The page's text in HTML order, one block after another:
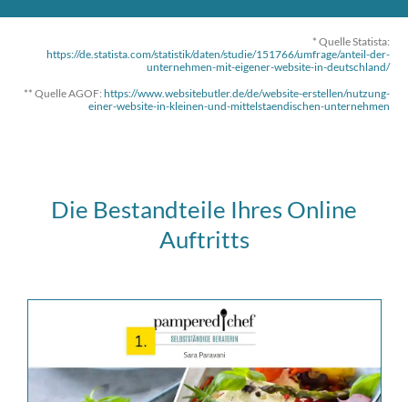
* Quelle Statista:
https://de.statista.com/statistik/daten/studie/151766/umfrage/anteil-der-
unternehmen-mit-eigener-website-in-deutschland/
** Quelle AGOF: https://www.websitebutler.de/de/website-erstellen/nutzung-
einer-website-in-kleinen-und-mittelstaendischen-unternehmen
Die Bestandteile Ihres Online
Auftritts